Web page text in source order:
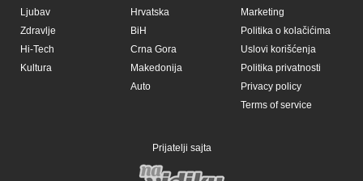
Ljubav
Zdravlje
Hi-Tech
Kultura
Hrvatska
BiH
Crna Gora
Makedonija
Auto
Marketing
Politika o kolačićima
Uslovi korišćenja
Politika privatnosti
Privacy policy
Terms of service
Prijatelji sajta